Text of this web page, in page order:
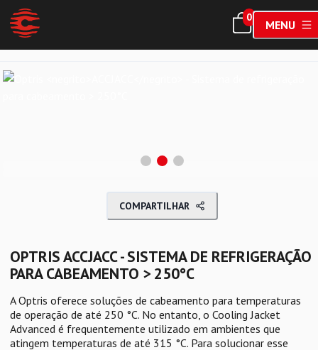
0
MENU
COMPARTILHAR
OPTRISACCJACC- SISTEMA DE REFRIGERAÇÃO
PARA CABEAMENTO > 250°C
A Optris oferece soluções de cabeamento para temperaturas
de operação de até 250 °C. No entanto, o Cooling Jacket
Advanced é frequentemente utilizado em ambientes que
atingem temperaturas de até 315 °C. Para solucionar esse